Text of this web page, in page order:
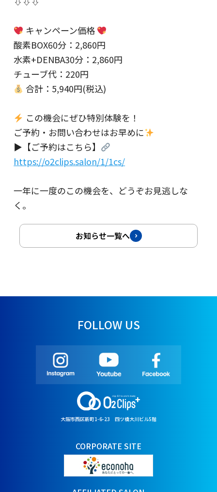
キャンペーン価格
酸素BOX60分：2,860円
水素+DENBA30分：2,860円
チューブ代：220円
合計：5,940円(税込)
この機会にぜひ特別体験を！
ご予約・お問い合わせはお早めに
▶︎【ご予約はこちら】
https://o2clips.salon/1/1cs/
一年に一度のこの機会を、どうぞお見逃しな
く。
お知らせ一覧へ
FOLLOW US
大阪市西区新町1-6-23 四ツ橋大川ビル5階
CORPORATE SITE